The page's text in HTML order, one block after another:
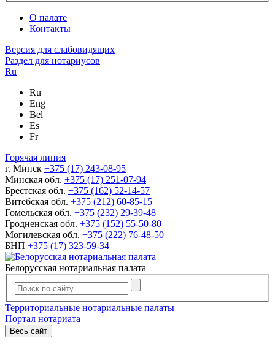
О палате
Контакты
Версия для слабовидящих
Раздел для нотариусов
Ru
Ru
Eng
Bel
Es
Fr
Горячая линия
г. Минск +375 (17) 243-08-95
Минская обл. +375 (17) 251-07-94
Брестская обл. +375 (162) 52-14-57
Витебская обл. +375 (212) 60-85-15
Гомельская обл. +375 (232) 29-39-48
Гродненская обл. +375 (152) 55-50-80
Могилевская обл. +375 (222) 76-48-50
БНП +375 (17) 323-59-34
Белорусская нотариальная палата
Территориальные нотариальные палаты
Портал нотариата
Весь сайт